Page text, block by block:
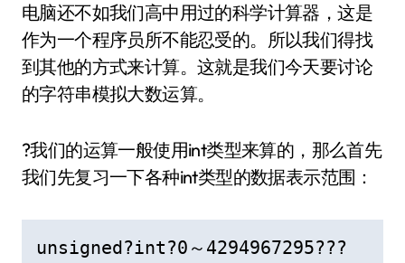
电脑还不如我们高中用过的科学计算器，这是
作为一个程序员所不能忍受的。所以我们得找
到其他的方式来计算。这就是我们今天要讨论
的字符串模拟大数运算。
?我们的运算一般使用int类型来算的，那么首先
我们先复习一下各种int类型的数据表示范围：
unsigned?int?0～4294967295???